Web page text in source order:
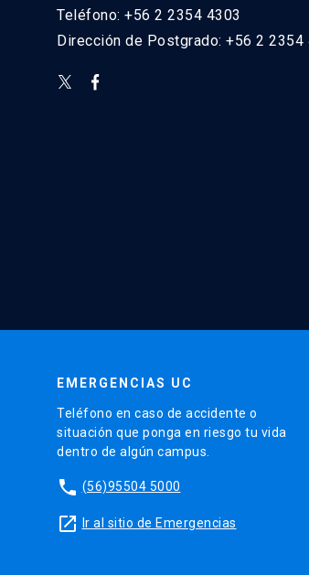
Teléfono: +56 2 2354 4303
Dirección de Postgrado: +56 2 2354
EMERGENCIAS UC
Teléfono en caso de accidente o
situación que ponga en riesgo tu vida
dentro de algún campus.
phone (56)95504 5000
launch Ir al sitio de Emergencias